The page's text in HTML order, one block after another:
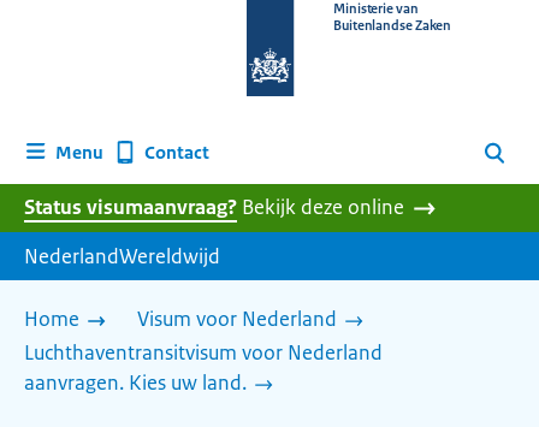
homepage
Ministerie van
Buitenlandse Zaken
Menu Contact Zoeken
Status visumaanvraag? Bekijk deze online
NederlandWereldwijd
Home
Visum voor Nederland
Luchthaventransitvisum voor Nederland
aanvragen. Kies uw land.